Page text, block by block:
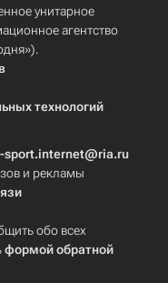
унитарное
агентство
технологий
sport.internet@ria.ru
и рекламы
обо всех
формой обратной